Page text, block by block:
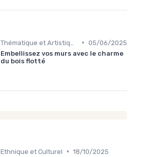
• 05/06/2025
Embellissez vos murs avec le charme
du bois flotté
Ethnique et Culturel • 18/10/2025